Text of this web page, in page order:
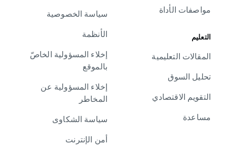
مواصفات الأداة
التعليم
المقالات التعليمية
تحليل السوق
التقويم الاقتصادي
مساعدة
سياسة الخصوصية
الأنظمة
إخلاء المسؤولية الخاصّ
بالموقع
إخلاء المسؤولية عن
المخاطر
سياسة الشكاوى
أمن الإنترنت